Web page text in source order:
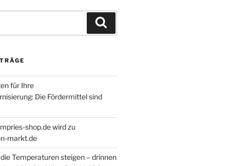
für Ihre
Die Fördermittel sind
shop.de wird zu
markt.de
Temperaturen steigen – drinnen